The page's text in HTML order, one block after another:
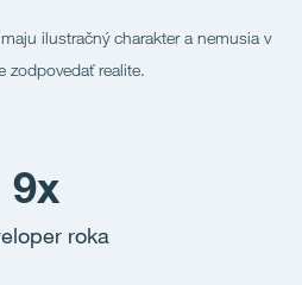
ilustračný charakter a nemusia v
zodpovedať realite.
9x
roka